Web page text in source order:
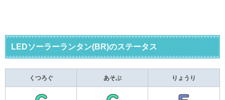
LEDソーラーランタン(BR)のステータス
くつろぐ あそぶ りょうり